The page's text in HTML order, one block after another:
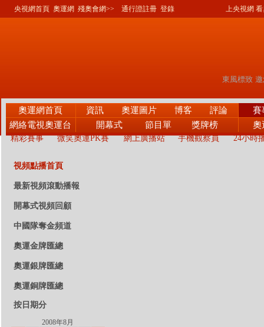
央視網首頁 奧運網 殘奧會網>> 通行證註冊 登錄 上央視網 看奧
奧運網首頁 資訊 奧運圖片 博客 評論
賽
網絡電視奧運台
開幕式 節目單 獎牌榜 奧
精彩賽事 微笑奧運PK賽 網上廣播站 手機觀察員 24小時
視頻點播首頁
最新視頻滾動播報
開幕式視頻回顧
中國隊奪金頻道
奧運金牌匯總
奧運銀牌匯總
奧運銅牌匯總
按日期分
2008年8月